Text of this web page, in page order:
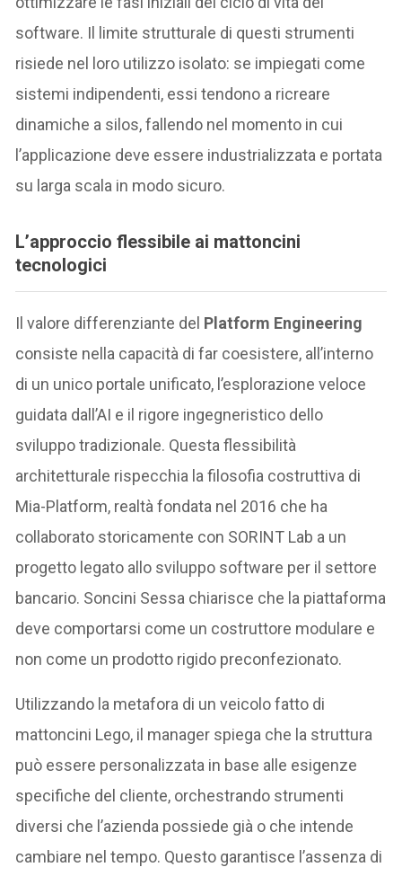
software. Il limite strutturale di questi strumenti
risiede nel loro utilizzo isolato: se impiegati come
sistemi indipendenti, essi tendono a ricreare
dinamiche a silos, fallendo nel momento in cui
l’applicazione deve essere industrializzata e portata
su larga scala in modo sicuro.
L’approccio flessibile ai mattoncini
tecnologici
Il valore differenziante del Platform Engineering
consiste nella capacità di far coesistere, all’interno
di un unico portale unificato, l’esplorazione veloce
guidata dall’AI e il rigore ingegneristico dello
sviluppo tradizionale. Questa flessibilità
architetturale rispecchia la filosofia costruttiva di
Mia-Platform, realtà fondata nel 2016 che ha
collaborato storicamente con SORINT Lab a un
progetto legato allo sviluppo software per il settore
bancario. Soncini Sessa chiarisce che la piattaforma
deve comportarsi come un costruttore modulare e
non come un prodotto rigido preconfezionato.
Utilizzando la metafora di un veicolo fatto di
mattoncini Lego, il manager spiega che la struttura
può essere personalizzata in base alle esigenze
specifiche del cliente, orchestrando strumenti
diversi che l’azienda possiede già o che intende
cambiare nel tempo. Questo garantisce l’assenza di